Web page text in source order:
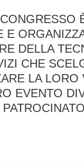
E
DELLA
CHE
LA LORO
EVENTO